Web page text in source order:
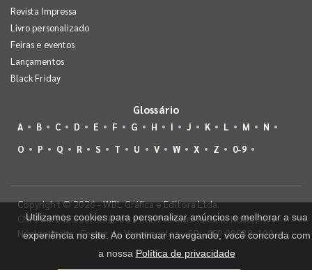
Revista Impressa
Livro personalizado
Feiras e eventos
Lançamentos
Black Friday
Glossário
A B C D E F G H I J K L M
N
O
P Q R S T U V W X Z 0-9
Copyright © 2026 - WBL Gráfica e Editora Ltda.
CNPJ 08.142.850/0001-36 - Rua Prefeito Takume Koike, 499 -
Núcleo Itaim - Ferraz de Vasconcelos - SP - CEP 08538-100
Utilizamos cookies para personalizar anúncios e melhorar a sua
experiência no site. Ao continuar navegando, você concorda com
a nossa Política de privacidade